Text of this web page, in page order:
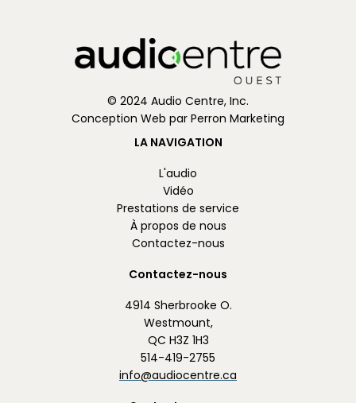
© 2024 Audio Centre, Inc.
Conception Web par Perron Marketing
LA NAVIGATION
L'audio
Vidéo
Prestations de service
À propos de nous
Contactez-nous
Contactez-nous
4914 Sherbrooke O.
Westmount,
QC H3Z 1H3
514-419-2755
info@audiocentre.ca